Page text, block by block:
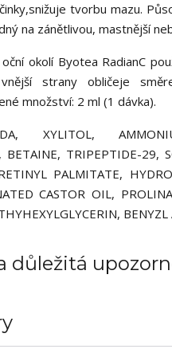
tvorbu mazu.
na zánětlivou, mastnější
okolí Byotea RadianC
strany obličeje
množství: 2 ml (1 dávka).
XYLITOL,
BETAINE, TRIPEPTIDE-29,
PALMITATE,
CASTOR OIL,
důležitá